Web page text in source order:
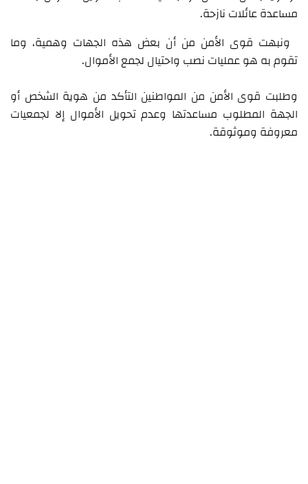
مساعدة عائلات نازحة.
ونبهت قوى الأمن من أن بعض هذه الجهات وهمية، وما
تقوم به هو عمليات نصب واحتيال لجمع الأموال.
وطلبت قوى الأمن من المواطنين التأكد من هوية الشخص أو
الجهة المطلوب مساعدتها وعدم تحويل الأموال إلا لجمعيات
معروفة وموثوقة.